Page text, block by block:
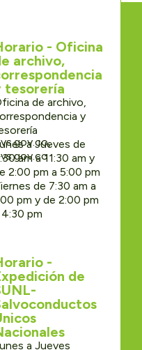
- Oficina
archivo,
tesorería
de archivo,
y
a Jueves de
am a 11:30 am y
2:00 pm a 5:00 pm
de 7:30 am a
pm y de 2:00 pm
pm
-
de
a Jueves